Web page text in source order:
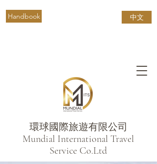
環球國際旅遊有限公司
​Mundial International Travel
Service Co.Ltd
中文
Handbook